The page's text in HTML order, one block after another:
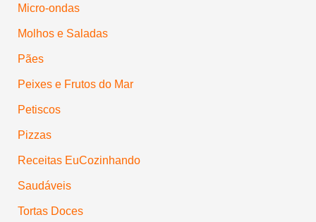
Micro-ondas
Molhos e Saladas
Pães
Peixes e Frutos do Mar
Petiscos
Pizzas
Receitas EuCozinhando
Saudáveis
Tortas Doces